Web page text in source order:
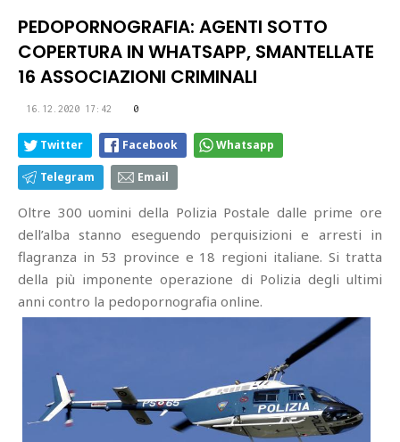
PEDOPORNOGRAFIA: AGENTI SOTTO
COPERTURA IN WHATSAPP, SMANTELLATE
16 ASSOCIAZIONI CRIMINALI
16.12.2020 17:42 0
Twitter Facebook Whatsapp
Telegram Email
Oltre 300 uomini della Polizia Postale dalle prime ore
dell’alba stanno eseguendo perquisizioni e arresti in
flagranza in 53 province e 18 regioni italiane. Si tratta
della più imponente operazione di Polizia degli ultimi
anni contro la pedopornografia online.